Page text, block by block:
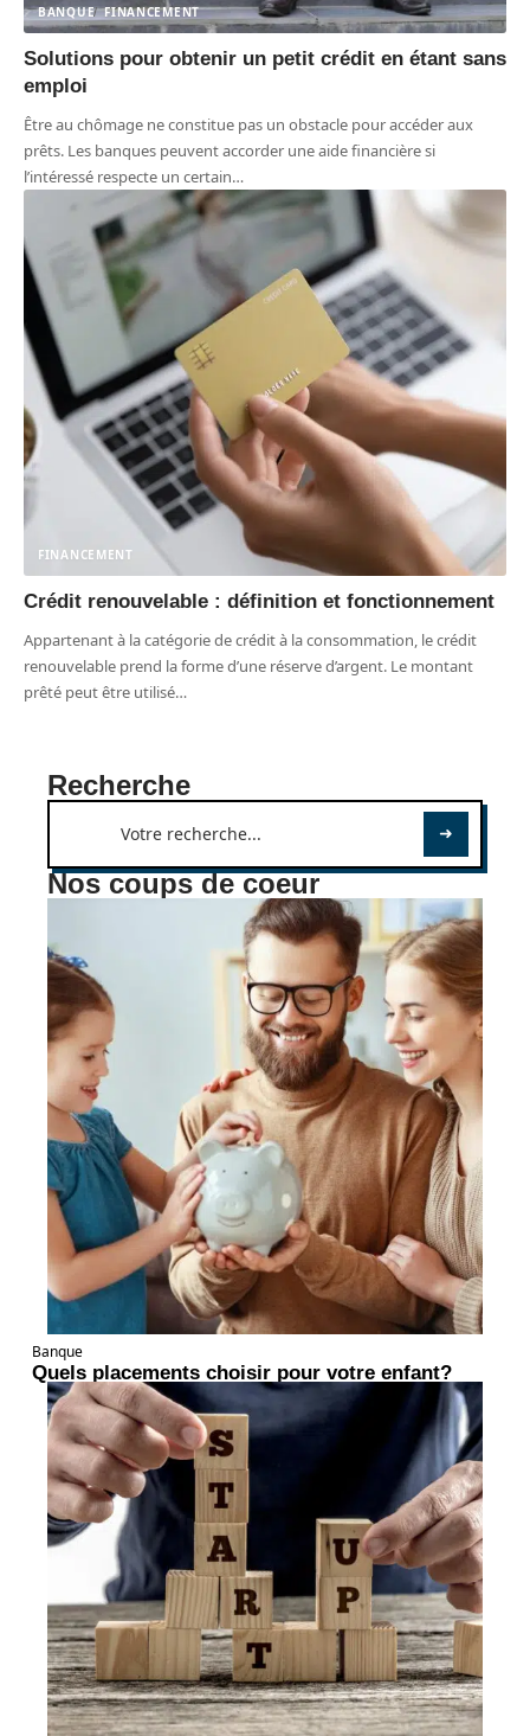
BANQUE FINANCEMENT
Solutions pour obtenir un petit crédit en étant sans
emploi
Être au chômage ne constitue pas un obstacle pour accéder aux
prêts. Les banques peuvent accorder une aide financière si
l’intéressé respecte un certain…
FINANCEMENT
Crédit renouvelable : définition et fonctionnement
Appartenant à la catégorie de crédit à la consommation, le crédit
renouvelable prend la forme d’une réserve d’argent. Le montant
prêté peut être utilisé…
Recherche
Nos coups de coeur
Banque
Quels placements choisir pour votre enfant?